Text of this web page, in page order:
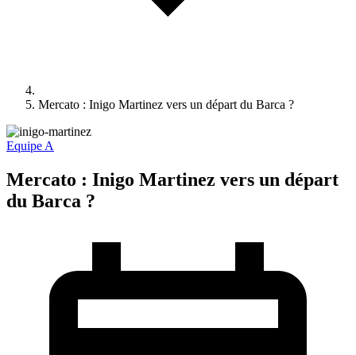
Mercato : Inigo Martinez vers un départ du Barca ?
Equipe A
Mercato : Inigo Martinez vers un départ
du Barca ?